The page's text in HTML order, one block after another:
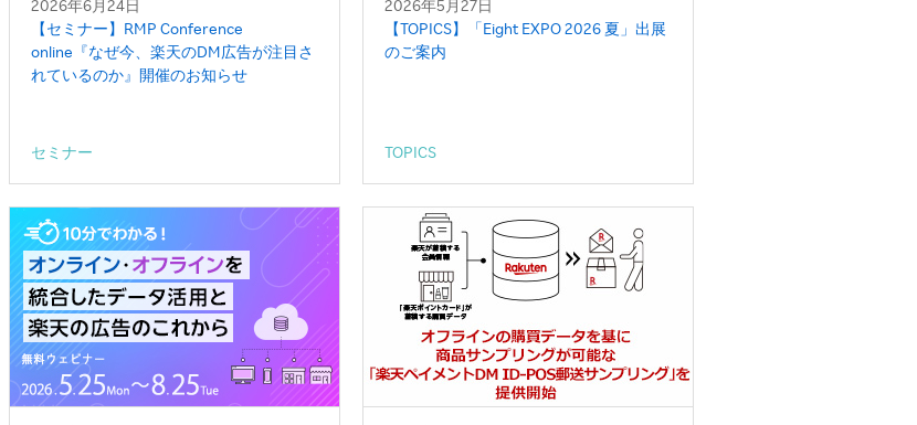
2026年6月24日
【セミナー】RMP Conference
online『なぜ今、楽天のDM広告が注目さ
れているのか』開催のお知らせ
セミナー
2026年5月27日
【TOPICS】「Eight EXPO 2026 夏」出展
のご案内
TOPICS